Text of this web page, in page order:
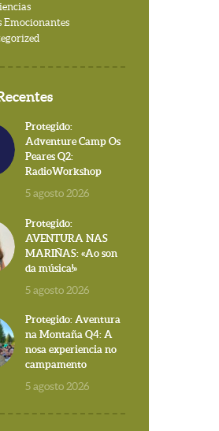
Emocionantes
Protegido:
Adventure Camp Os
Peares Q2:
RadioWorkshop
5 agosto 2026
Protegido:
AVENTURA NAS
MARIÑAS: «Ao son
da música!»
5 agosto 2026
Protegido: Aventura
na Montaña Q4: A
nosa experiencia no
campamento
5 agosto 2026